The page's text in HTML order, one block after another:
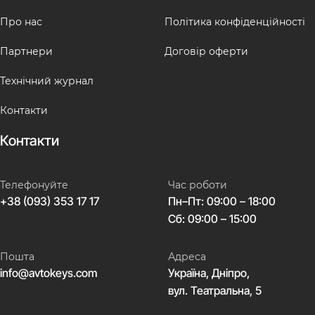
Про нас
Партнери
Технічний журнал
Контакти
Політика конфіденційності
Договір оферти
Контакти
Телефонуйте
+38 (093) 353 17 17
Час роботи
Пн–Пт: 09:00 – 18:00
Сб: 09:00 – 15:00
Пошта
info@avtokeys.com
Адреса
Україна, Дніпро,
вул. Театральна, 5